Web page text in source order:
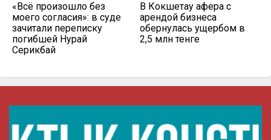
«Всё произошло без
моего согласия»: в суде
зачитали переписку
погибшей Нурай
Серикбай
В Кокшетау афера с
арендой бизнеса
обернулась ущербом в
2,5 млн тенге